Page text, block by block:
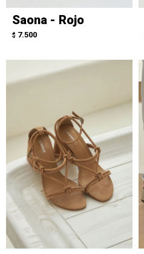
Saona - Rojo
$ 7.500